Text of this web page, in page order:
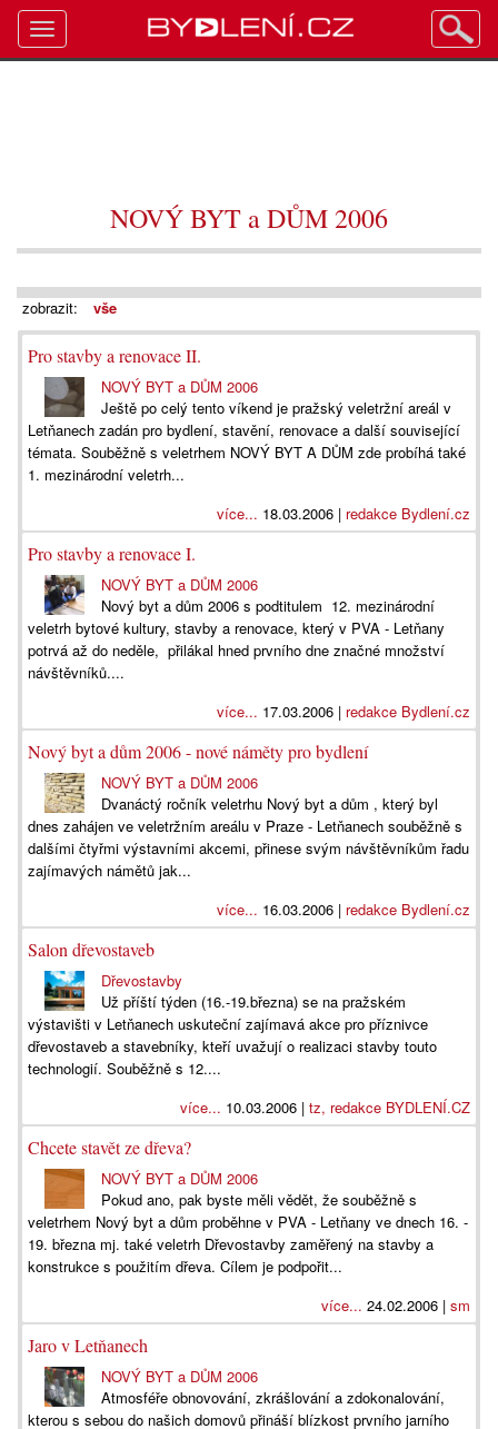
NOVÝ BYT a DŮM 2006
zobrazit: vše
Pro stavby a renovace II.
NOVÝ BYT a DŮM 2006
Ještě po celý tento víkend je pražský veletržní areál v
Letňanech zadán pro bydlení, stavění, renovace a další související
témata. Souběžně s veletrhem NOVÝ BYT A DŮM zde probíhá také
1. mezinárodní veletrh...
více... 18.03.2006 | redakce Bydlení.cz
Pro stavby a renovace I.
NOVÝ BYT a DŮM 2006
Nový byt a dům 2006 s podtitulem 12. mezinárodní
veletrh bytové kultury, stavby a renovace, který v PVA - Letňany
potrvá až do neděle, přilákal hned prvního dne značné množství
návštěvníků....
více... 17.03.2006 | redakce Bydlení.cz
Nový byt a dům 2006 - nové náměty pro bydlení
NOVÝ BYT a DŮM 2006
Dvanáctý ročník veletrhu Nový byt a dům , který byl
dnes zahájen ve veletržním areálu v Praze - Letňanech souběžně s
dalšími čtyřmi výstavními akcemi, přinese svým návštěvníkům řadu
zajímavých námětů jak...
více... 16.03.2006 | redakce Bydlení.cz
Salon dřevostaveb
Dřevostavby
Už příští týden (16.-19.března) se na pražském
výstavišti v Letňanech uskuteční zajímavá akce pro příznivce
dřevostaveb a stavebníky, kteří uvažují o realizaci stavby touto
technologií. Souběžně s 12....
více... 10.03.2006 | tz, redakce BYDLENÍ.CZ
Chcete stavět ze dřeva?
NOVÝ BYT a DŮM 2006
Pokud ano, pak byste měli vědět, že souběžně s
veletrhem Nový byt a dům proběhne v PVA - Letňany ve dnech 16. -
19. března mj. také veletrh Dřevostavby zaměřený na stavby a
konstrukce s použitím dřeva. Cílem je podpořit...
více... 24.02.2006 | sm
Jaro v Letňanech
NOVÝ BYT a DŮM 2006
Atmosféře obnovování, zkrášlování a zdokonalování,
kterou s sebou do našich domovů přináší blízkost prvního jarního
Toggle
navigation